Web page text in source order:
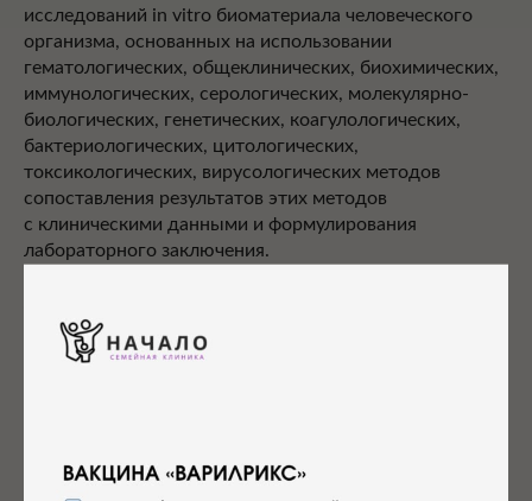
исследований in vitro биоматериала человеческого
организма, основанных на использовании
гематологических, общеклинических, биохимических,
иммунологических, серологических, молекулярно-
биологических, генетических, коагулологических,
бактериологических, цитологических,
токсикологических, вирусологических методов
сопоставления результатов этих методов
с клиническими данными и формулирования
лабораторного заключения.
в следующих лабораториях:
— КДЛ, г. Ростов-на-Дону
цитологические, иммуногистохимические,